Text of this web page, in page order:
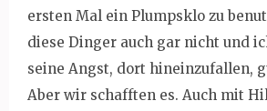
ersten Mal ein Plumpsklo zu
diese Dinger auch gar nicht und
seine Angst, dort hineinzufallen,
Aber wir schafften es. Auch mit